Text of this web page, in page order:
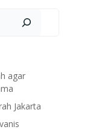
agar
Jakarta